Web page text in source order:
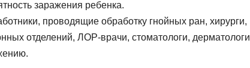
заражения ребенка.
проводящие обработку гнойных ран, хирурги,
отделений, ЛОР-врачи, стоматологи, дерматологи